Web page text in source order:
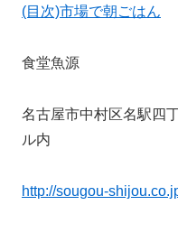
(目次)市場で朝ごはん
食堂魚源
名古屋市中村区名駅四
ル内
http://sougou-